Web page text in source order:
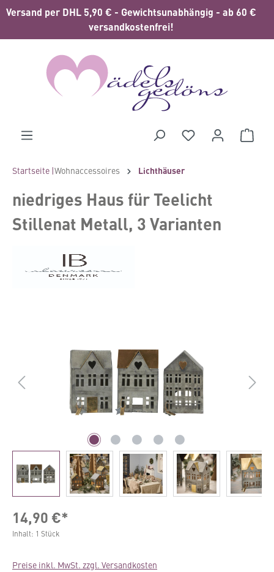
springen
Versand per DHL 5,90 € - Gewichtsunabhängig - ab 60 €
versandkostenfrei!
Startseite |Wohnaccessoires Lichthäuser
niedriges Haus für Teelicht
Stillenat Metall, 3 Varianten
14,90 €*
Inhalt: 1 Stück
Preise inkl. MwSt. zzgl. Versandkosten